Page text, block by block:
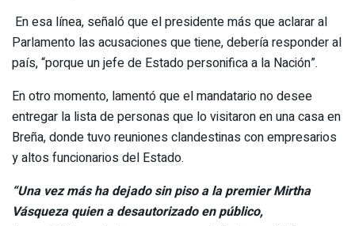
En esa línea, señaló que el presidente más que aclarar al
Parlamento las acusaciones que tiene, debería responder al
país, “porque un jefe de Estado personifica a la Nación”.
En otro momento, lamentó que el mandatario no desee
entregar la lista de personas que lo visitaron en una casa en
Breña, donde tuvo reuniones clandestinas con empresarios
y altos funcionarios del Estado.
“Una vez más ha dejado sin piso a la premierMirtha
Vásqueza quien a desautorizado en público,